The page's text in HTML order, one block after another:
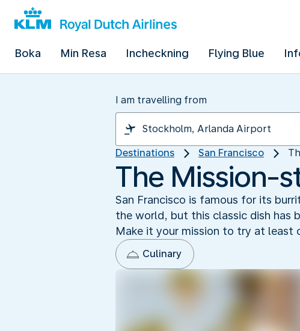
Boka Min Resa Incheckning Flying Blue
I am travelling from
Destinations San Francisco
The Mission-
San Francisco is famous for its
the world, but this classic dish has
Make it your mission to try at least
Culinary